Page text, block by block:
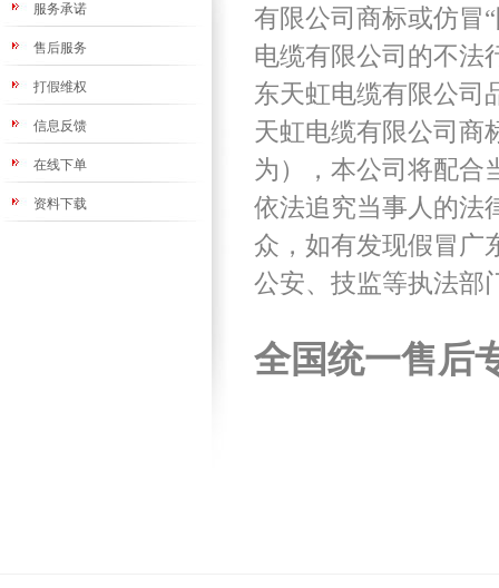
服务承诺
售后服务
打假维权
信息反馈
在线下单
资料下载
有限公司商标或仿冒
电缆有限公司的不法
东天虹电缆有限公司
天虹电缆有限公司商
为），本公司将配合
依法追究当事人的法
众，如有发现假冒广
公安、技监等执法部
全国统一售后